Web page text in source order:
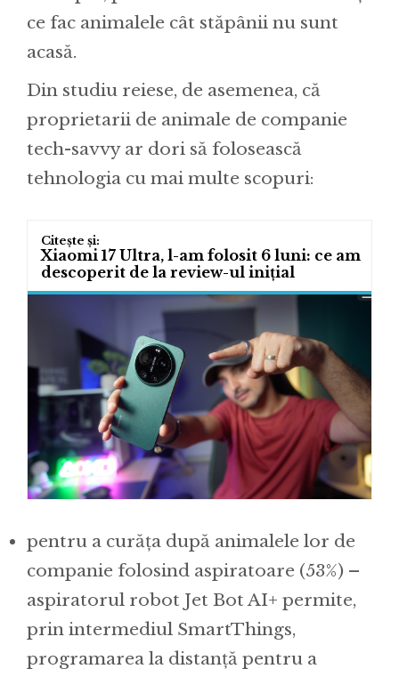
ce fac animalele cât stăpânii nu sunt
acasă.
Din studiu reiese, de asemenea, că
proprietarii de animale de companie
tech-savvy ar dori să folosească
tehnologia cu mai multe scopuri:
Xiaomi 17 Ultra, l-am folosit 6 luni: ce am
descoperit de la review-ul inițial
pentru a curăța după animalele lor de
companie folosind aspiratoare (53%) –
aspiratorul robot Jet Bot AI+ permite,
prin intermediul SmartThings,
programarea la distanță pentru a